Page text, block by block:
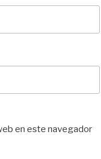
en este navegador